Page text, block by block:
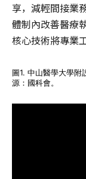
享，減輕間接業
體制內改善醫療
核心技術將專業
圖1. 中山醫學大學
源：國科會。